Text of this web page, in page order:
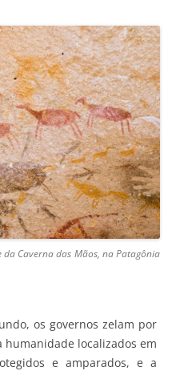
Caverna das Mãos, na Patagônia
os governos zelam por
localizados em
e amparados, e a